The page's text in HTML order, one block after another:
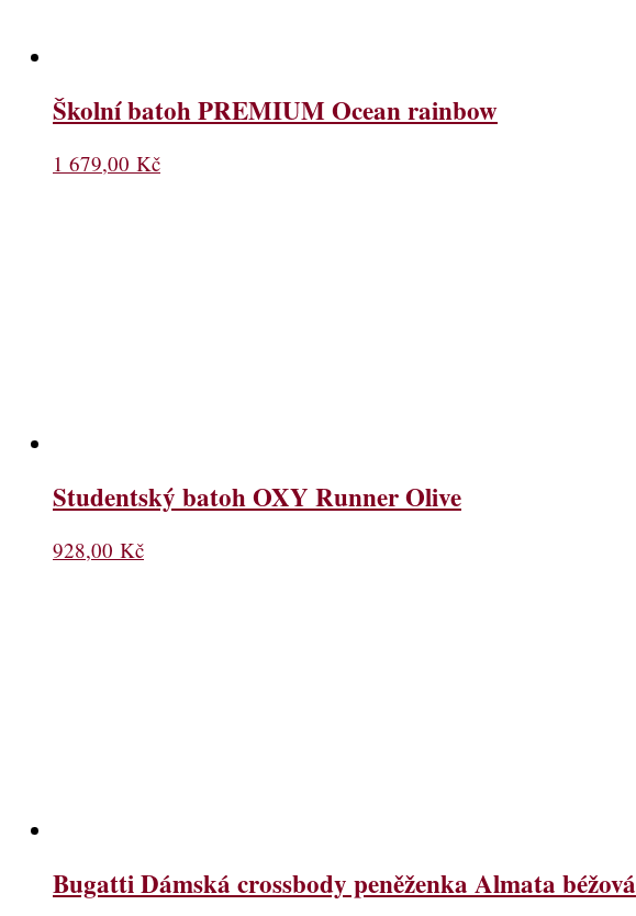
Školní batoh PREMIUM Ocean rainbow
1 679,00 Kč
Studentský batoh OXY Runner Olive
928,00 Kč
Bugatti Dámská crossbody peněženka Almata béžová